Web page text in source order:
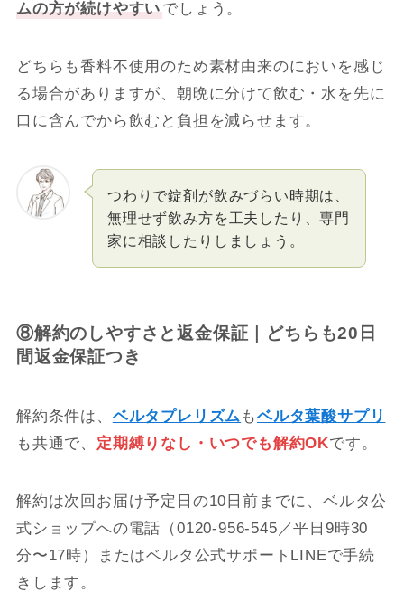
ムの方が続けやすいでしょう。
どちらも香料不使用のため素材由来のにおいを感じ
る場合がありますが、朝晩に分けて飲む・水を先に
口に含んでから飲むと負担を減らせます。
つわりで錠剤が飲みづらい時期は、
無理せず飲み方を工夫したり、専門
家に相談したりしましょう。
⑧解約のしやすさと返金保証｜どちらも20日
間返金保証つき
解約条件は、 ベルタプレリズム もベルタ葉酸サプリ
も共通で、 定期縛りなし・いつでも解約OKです。
解約は次回お届け予定日の10日前までに、ベルタ公
式ショップへの電話（0120-956-545／平日9時30
分〜17時）またはベルタ公式サポートLINEで手続
きします。